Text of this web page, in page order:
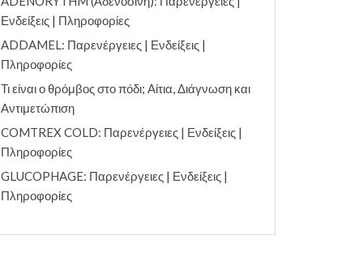
Ενδείξεις | Πληροφορίες
ADDAMEL: Παρενέργειες | Ενδείξεις |
Πληροφορίες
Τι είναι ο θρόμβος στο πόδι; Αίτια, Διάγνωση και
Αντιμετώπιση
COMTREX COLD: Παρενέργειες | Ενδείξεις |
Πληροφορίες
GLUCOPHAGE: Παρενέργειες | Ενδείξεις |
Πληροφορίες